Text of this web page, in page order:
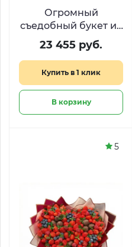
Огромный
съедобный букет из
деликатесов
«Средиземноморье»
23 455 руб.
Купить в 1 клик
В корзину
5